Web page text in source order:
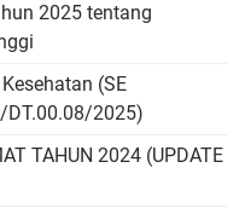
2025 tentang
(SE
DT.00.08/2025)
TAHUN 2024 (UPDATE